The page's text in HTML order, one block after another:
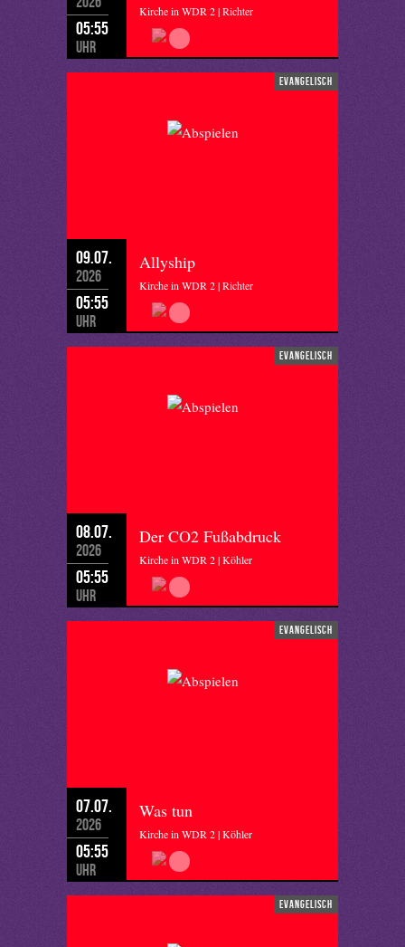
05:55
Uhr
Kirche in WDR 2 | Richter
evangelisch
09.07.
2026
05:55
Uhr
Allyship
Kirche in WDR 2 | Richter
evangelisch
08.07.
2026
05:55
Uhr
Der CO2 Fußabdruck
Kirche in WDR 2 | Köhler
evangelisch
07.07.
2026
05:55
Uhr
Was tun
Kirche in WDR 2 | Köhler
evangelisch